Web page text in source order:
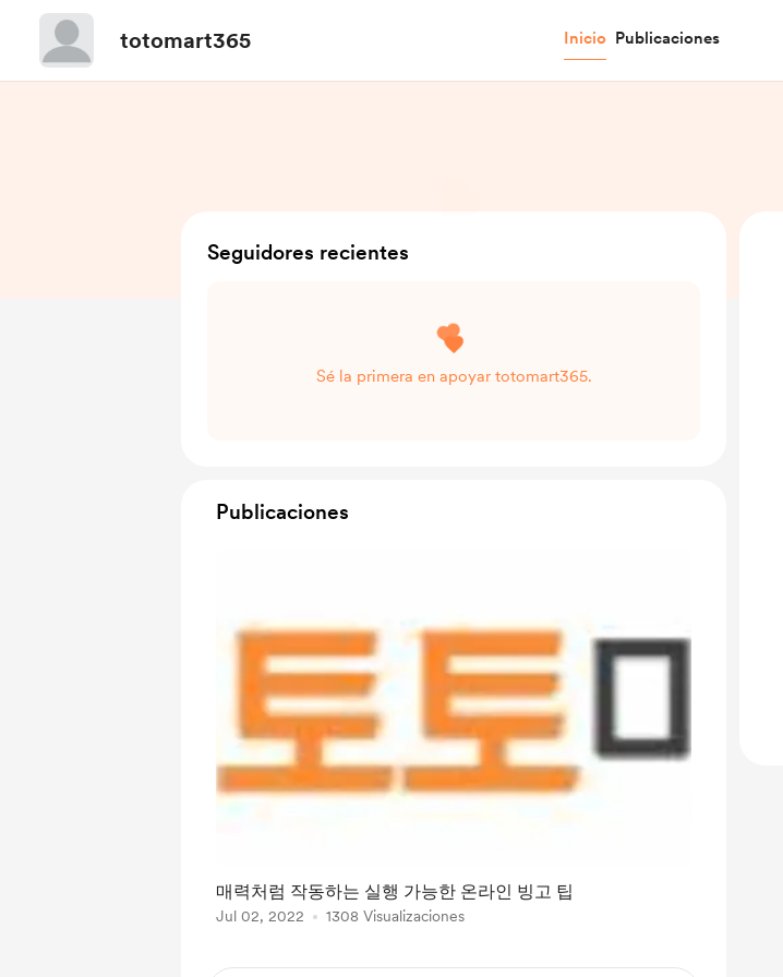
totomart365 Inicio Publicaciones
Seguidores recientes
Sé la primera en apoyar totomart365.
Publicaciones
매력처럼 작동하는 실행 가능한 온라인 빙고 팁
Jul 02, 2022 1308 Visualizaciones